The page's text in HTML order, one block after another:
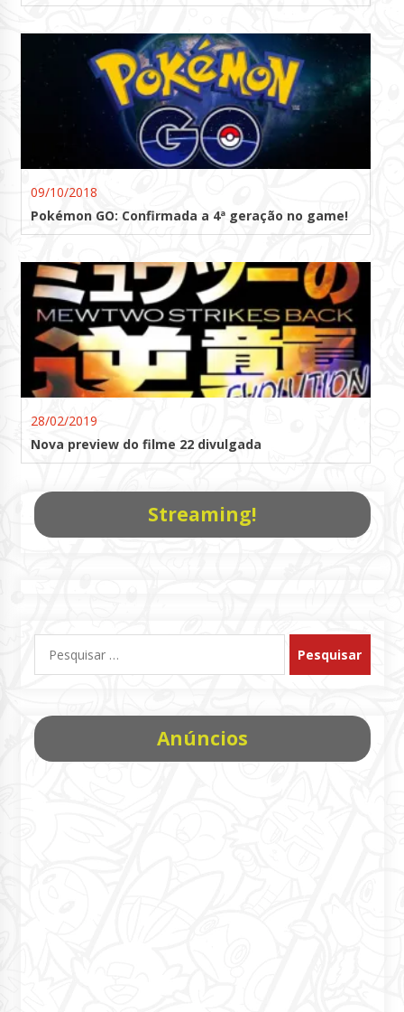
09/10/2018
Pokémon GO: Confirmada a 4ª geração no game!
28/02/2019
Nova preview do filme 22 divulgada
Streaming!
por:
Anúncios